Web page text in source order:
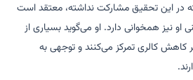
این تحقیق مشارکت نداشته، معتقد است
او نیز همخوانی دارد. او می‌گوید بسیاری از
کاهش کالری تمرکز می‌کنند و توجهی به